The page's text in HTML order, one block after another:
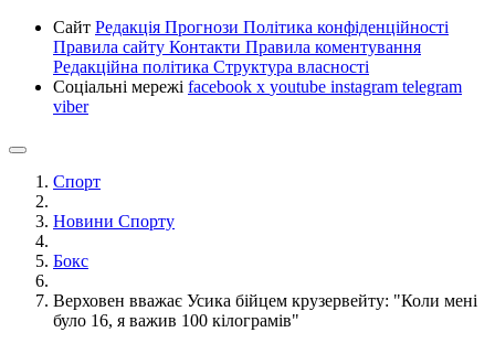
Сайт Редакція Прогнози Політика конфіденційності
Правила сайту Контакти Правила коментування
Редакційна політика Структура власності
Соціальні мережі facebook x youtube instagram telegram
viber
Спорт
Новини Спорту
Бокс
Верховен вважає Усика бійцем крузервейту: "Коли мені
було 16, я важив 100 кілограмів"